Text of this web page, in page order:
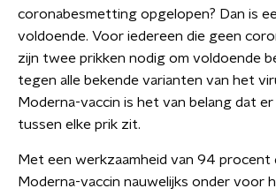
coronabesmetting opgelopen? Dan is
voldoende. Voor iedereen die geen
zijn twee prikken nodig om voldoende
tegen alle bekende varianten van het
Moderna-vaccin is het van belang dat
tussen elke prik zit.
Met een werkzaamheid van 94
Moderna-vaccin nauwelijks onder voor